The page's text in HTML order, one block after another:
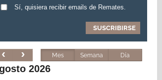
Sí, quisiera recibir emails de Remates.
Mes Semana Día
2026